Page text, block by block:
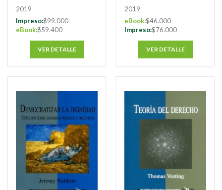
2019
Impreso:$99.000
eBook:$59.400
VER DETALLE
comparado.
2019
eBook:$46.000
Impreso:$76.000
VER DETALLE